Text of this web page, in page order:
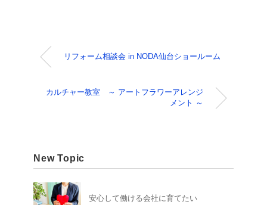
リフォーム相談会 in NODA仙台ショールーム
カルチャー教室 ～ アートフラワーアレンジ
メント ～
New Topic
安心して働ける会社に育てたい